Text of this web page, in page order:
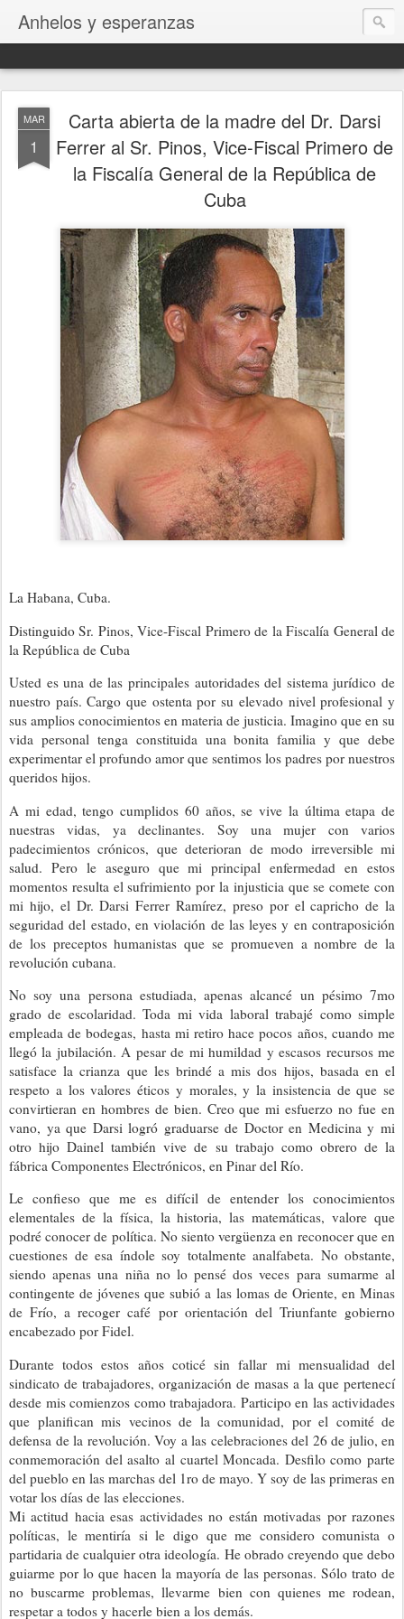
Anhelos y esperanzas
MAR
1
Carta abierta de la madre del Dr. Darsi
Ferrer al Sr. Pinos, Vice-Fiscal Primero de
la Fiscalía General de la República de
Cuba
La Habana, Cuba.
Distinguido Sr. Pinos, Vice-Fiscal Primero de la Fiscalía General de
la República de Cuba
Usted es una de las principales autoridades del sistema jurídico de
nuestro país. Cargo que ostenta por su elevado nivel profesional y
sus amplios conocimientos en materia de justicia. Imagino que en su
vida personal tenga constituida una bonita familia y que debe
experimentar el profundo amor que sentimos los padres por nuestros
queridos hijos.
A mi edad, tengo cumplidos 60 años, se vive la última etapa de
nuestras vidas, ya declinantes. Soy una mujer con varios
padecimientos crónicos, que deterioran de modo irreversible mi
salud. Pero le aseguro que mi principal enfermedad en estos
momentos resulta el sufrimiento por la injusticia que se comete con
mi hijo, el Dr. Darsi Ferrer Ramírez, preso por el capricho de la
seguridad del estado, en violación de las leyes y en contraposición
de los preceptos humanistas que se promueven a nombre de la
revolución cubana.
No soy una persona estudiada, apenas alcancé un pésimo 7mo
grado de escolaridad. Toda mi vida laboral trabajé como simple
empleada de bodegas, hasta mi retiro hace pocos años, cuando me
llegó la jubilación. A pesar de mi humildad y escasos recursos me
satisface la crianza que les brindé a mis dos hijos, basada en el
respeto a los valores éticos y morales, y la insistencia de que se
convirtieran en hombres de bien. Creo que mi esfuerzo no fue en
vano, ya que Darsi logró graduarse de Doctor en Medicina y mi
otro hijo Dainel también vive de su trabajo como obrero de la
fábrica Componentes Electrónicos, en Pinar del Río.
Le confieso que me es difícil de entender los conocimientos
elementales de la física, la historia, las matemáticas, valore que
podré conocer de política. No siento vergüenza en reconocer que en
cuestiones de esa índole soy totalmente analfabeta. No obstante,
siendo apenas una niña no lo pensé dos veces para sumarme al
contingente de jóvenes que subió a las lomas de Oriente, en Minas
de Frío, a recoger café por orientación del Triunfante gobierno
encabezado por Fidel.
Durante todos estos años coticé sin fallar mi mensualidad del
sindicato de trabajadores, organización de masas a la que pertenecí
desde mis comienzos como trabajadora. Participo en las actividades
que planifican mis vecinos de la comunidad, por el comité de
defensa de la revolución. Voy a las celebraciones del 26 de julio, en
conmemoración del asalto al cuartel Moncada. Desfilo como parte
del pueblo en las marchas del 1ro de mayo. Y soy de las primeras en
votar los días de las elecciones.
Mi actitud hacia esas actividades no están motivadas por razones
políticas, le mentiría si le digo que me considero comunista o
partidaria de cualquier otra ideología. He obrado creyendo que debo
guiarme por lo que hacen la mayoría de las personas. Sólo trato de
no buscarme problemas, llevarme bien con quienes me rodean,
respetar a todos y hacerle bien a los demás.